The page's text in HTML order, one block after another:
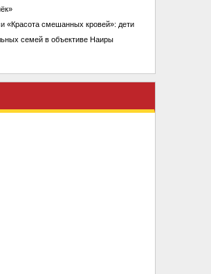
«Красота смешанных кровей»: дети
семей в объективе Наиры